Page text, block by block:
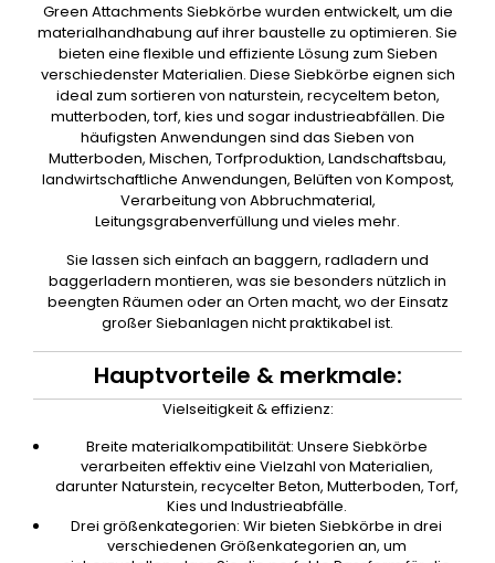
Green Attachments Siebkörbe wurden entwickelt, um die
materialhandhabung auf ihrer baustelle zu optimieren. Sie
bieten eine flexible und effiziente Lösung zum Sieben
verschiedenster Materialien. Diese Siebkörbe eignen sich
ideal zum sortieren von naturstein, recyceltem beton,
mutterboden, torf, kies und sogar industrieabfällen. Die
häufigsten Anwendungen sind das Sieben von
Mutterboden, Mischen, Torfproduktion, Landschaftsbau,
landwirtschaftliche Anwendungen, Belüften von Kompost,
Verarbeitung von Abbruchmaterial,
Leitungsgrabenverfüllung und vieles mehr.
Sie lassen sich einfach an baggern, radladern und
baggerladern montieren, was sie besonders nützlich in
beengten Räumen oder an Orten macht, wo der Einsatz
großer Siebanlagen nicht praktikabel ist.
Hauptvorteile & merkmale:
Vielseitigkeit & effizienz:
Breite materialkompatibilität: Unsere Siebkörbe
verarbeiten effektiv eine Vielzahl von Materialien,
darunter Naturstein, recycelter Beton, Mutterboden, Torf,
Kies und Industrieabfälle.
Drei größenkategorien: Wir bieten Siebkörbe in drei
verschiedenen Größenkategorien an, um